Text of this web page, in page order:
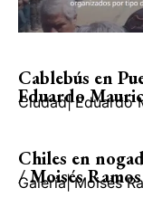
Cablebús en
Eduardo
Ciudad| Eduardo
Chiles en
/ Moisés
Galería| Moisés